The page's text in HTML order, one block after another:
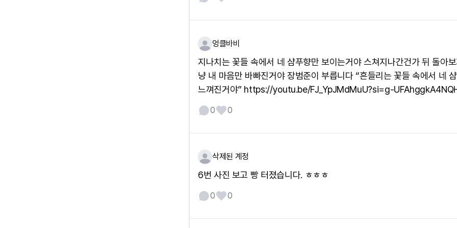
엉클바비
지나치는 꽃들 속에서 네 샴푸향만 보이는거야 스쳐지나간건가 뒤 돌아
냥 내 마음만 바빠진거야 장범준이 부릅니다 “흔들리는 꽃들 속에서 네 샴
느껴진거야” https://youtu.be/FJ_YpJMdMuU?si=g-
0 0
삭제된 계정
6번 사진 보고 빵 터졌습니다. ㅎㅎㅎ
0 0